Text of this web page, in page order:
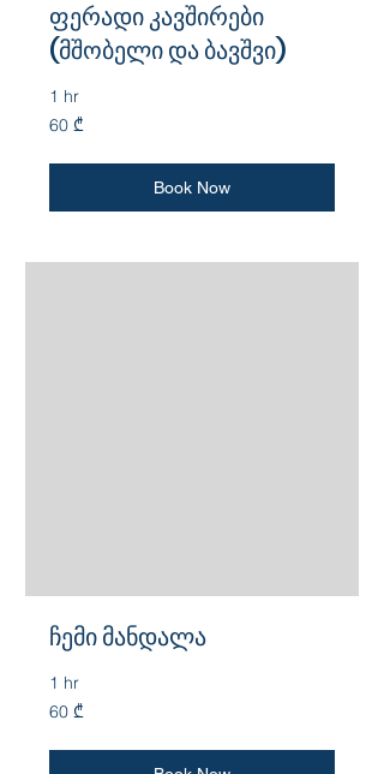
ფერადი კავშირები
(მშობელი და ბავშვი)
1 hr
60
ქართული
60 ₾
Book Now
ჩემი მანდალა
1 hr
60
ქართული
60 ₾